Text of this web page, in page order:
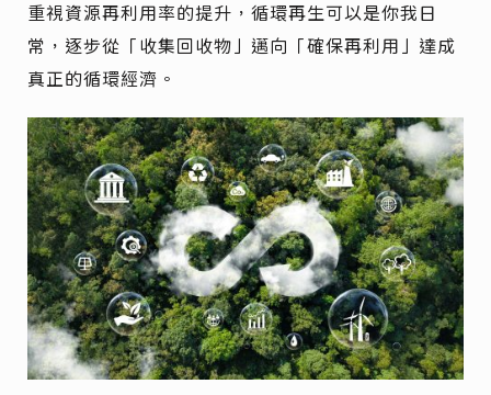
重視資源再利用率的提升，循環再生可以是你我日
常，逐步從「收集回收物」邁向「確保再利用」達成
真正的循環經濟。